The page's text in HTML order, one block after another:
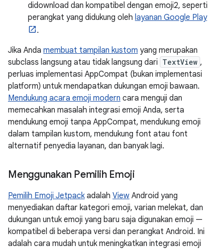
didownload dan kompatibel dengan emoji2, seperti
perangkat yang didukung oleh layanan Google Play
.
Jika Anda membuat tampilan kustom yang merupakan
subclass langsung atau tidak langsung dari TextView ,
perluas implementasi AppCompat (bukan implementasi
platform) untuk mendapatkan dukungan emoji bawaan.
Mendukung acara emoji modern cara menguji dan
memecahkan masalah integrasi emoji Anda, serta
mendukung emoji tanpa AppCompat, mendukung emoji
dalam tampilan kustom, mendukung font atau font
alternatif penyedia layanan, dan banyak lagi.
Menggunakan Pemilih Emoji
Pemilih Emoji Jetpackadalah View Android yang
menyediakan daftar kategori emoji, varian melekat, dan
dukungan untuk emoji yang baru saja digunakan emoji —
kompatibel di beberapa versi dan perangkat Android. Ini
adalah cara mudah untuk meningkatkan integrasi emoji